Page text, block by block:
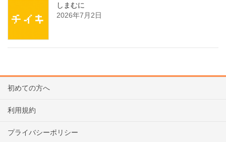
しまむに
2026年7月2日
初めての方へ
利用規約
プライバシーポリシー